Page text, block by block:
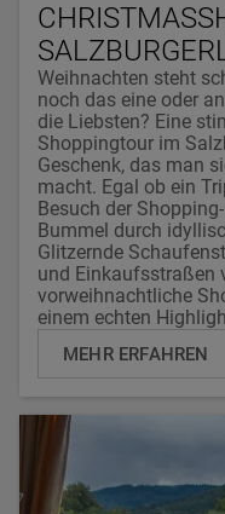
Weihnachten steht
noch das eine oder
die Liebsten? Eine
Shoppingtour im
Geschenk, das man
macht. Egal ob ein
Besuch der
Bummel durch
Glitzernde
und Einkaufsstraßen
vorweihnachtliche
einem echten
MEHR ERFAHREN